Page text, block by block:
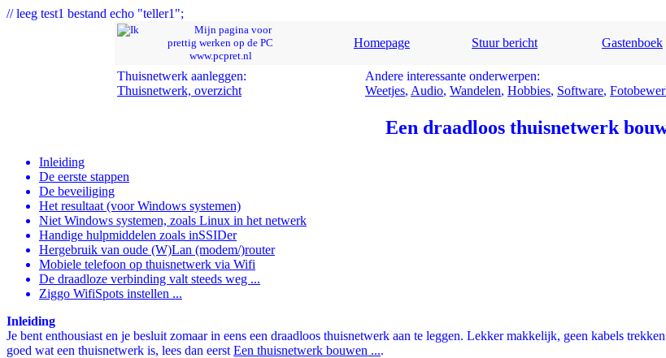
// leeg test1 bestand echo "teller1";
Mijn pagina voor
prettig werken op de PC
www.pcpret.nl
Homepage Stuur bericht Gastenboek
Thuisnetwerk aanleggen:
Thuisnetwerk, overzicht
Andere interessante onderwerpen:
Weetjes, Audio, Wandelen, Hobbies, Software,
Een draadloos thuisnetwerk
Inleiding
De eerste stappen
De beveiliging
Het resultaat (voor Windows systemen)
Niet Windows systemen, zoals Linux in het netwerk
Handige hulpmiddelen zoals inSSIDer
Hergebruik van oude (W)Lan (modem/)router
Mobiele telefoon op thuisnetwerk via Wifi
De draadloze verbinding valt steeds weg ...
Ziggo WifiSpots instellen ...
Inleiding
Je bent enthousiast en je besluit zomaar in eens een draadloos thuisnetwerk aan te leggen. Lekker makkelijk, geen kabels
goed wat een thuisnetwerk is, lees dan eerst Een thuisnetwerk bouwen ....